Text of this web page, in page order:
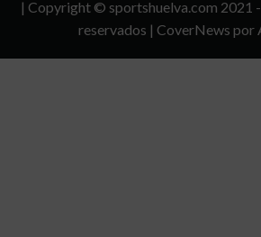
| Copyright © sportshuelva.com 2021
reservados | CoverNews por